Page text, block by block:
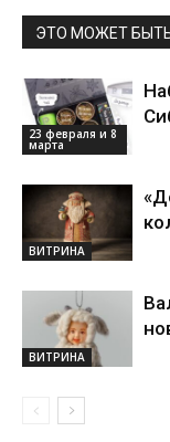
ЭТО МОЖЕТ
23 февраля и 8
марта
ВИТРИНА
ВИТРИНА